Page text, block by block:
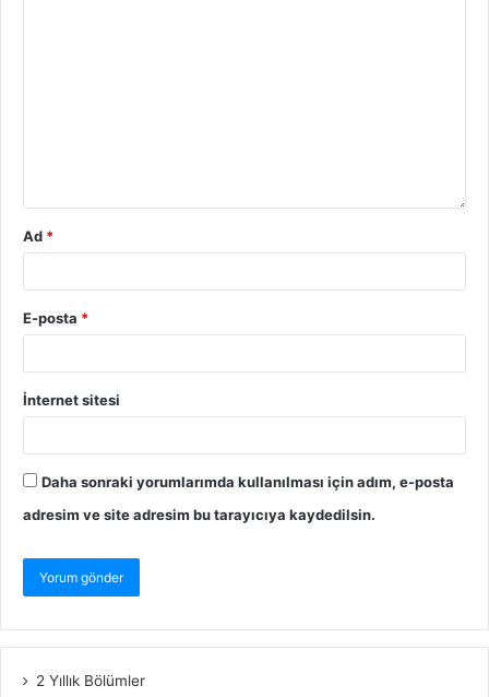
Ad *
E-posta *
İnternet sitesi
Daha sonraki yorumlarımda kullanılması için adım, e-posta
adresim ve site adresim bu tarayıcıya kaydedilsin.
2 Yıllık Bölümler